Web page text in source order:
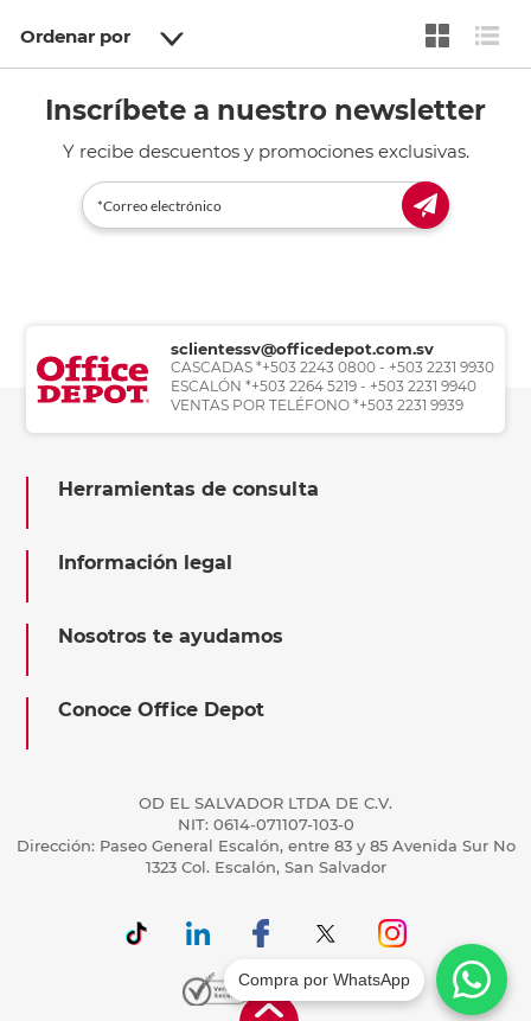
Ordenar por
Inscríbete a nuestro newsletter
Y recibe descuentos y promociones exclusivas.
sclientessv@officedepot.com.sv
CASCADAS *+503 2243 0800 - +503 2231 9930
ESCALÓN *+503 2264 5219 - +503 2231 9940
VENTAS POR TELÉFONO *+503 2231 9939
Herramientas de consulta
Información legal
Nosotros te ayudamos
Conoce Office Depot
OD EL SALVADOR LTDA DE C.V.
NIT: 0614-071107-103-0
Dirección: Paseo General Escalón, entre 83 y 85 Avenida Sur No
1323 Col. Escalón, San Salvador
Compra por WhatsApp